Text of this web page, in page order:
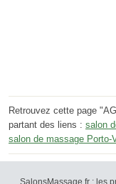
Retrouvez cette page
partant des liens : salon
salon de massage Porto-
SalonsMassage.fr : les